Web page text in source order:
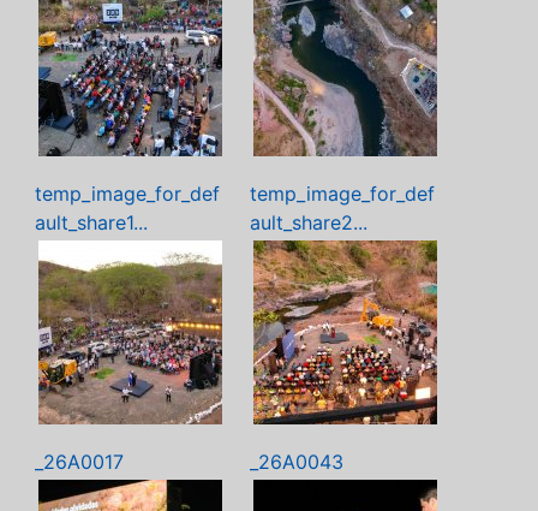
temp_image_for_def
ault_share1...
temp_image_for_def
ault_share2...
_26A0017 _26A0043